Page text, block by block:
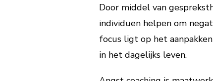
Door middel van
individuen helpen om
focus ligt op het
in het dagelijks leven.